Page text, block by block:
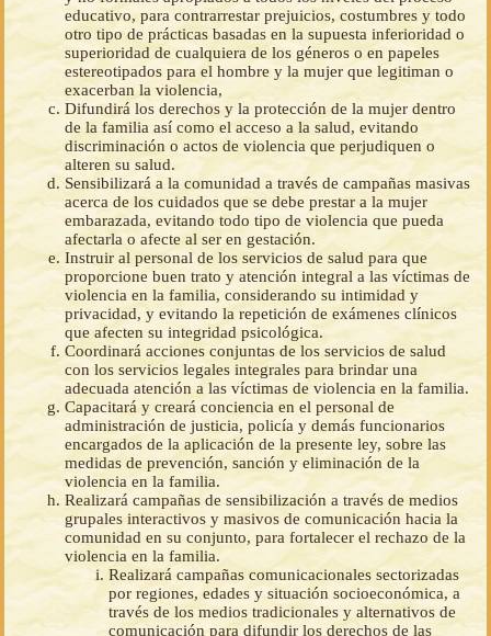
educativo, para contrarrestar prejuicios, costumbres y todo
otro tipo de prácticas basadas en la supuesta inferioridad o
superioridad de cualquiera de los géneros o en papeles
estereotipados para el hombre y la mujer que legitiman o
exacerban la violencia,
Difundirá los derechos y la protección de la mujer dentro
de la familia así como el acceso a la salud, evitando
discriminación o actos de violencia que perjudiquen o
alteren su salud.
Sensibilizará a la comunidad a través de campañas masivas
acerca de los cuidados que se debe prestar a la mujer
embarazada, evitando todo tipo de violencia que pueda
afectarla o afecte al ser en gestación.
Instruir al personal de los servicios de salud para que
proporcione buen trato y atención integral a las víctimas de
violencia en la familia, considerando su intimidad y
privacidad, y evitando la repetición de exámenes clínicos
que afecten su integridad psicológica.
Coordinará acciones conjuntas de los servicios de salud
con los servicios legales integrales para brindar una
adecuada atención a las víctimas de violencia en la familia.
Capacitará y creará conciencia en el personal de
administración de justicia, policía y demás funcionarios
encargados de la aplicación de la presente ley, sobre las
medidas de prevención, sanción y eliminación de la
violencia en la familia.
Realizará campañas de sensibilización a través de medios
grupales interactivos y masivos de comunicación hacia la
comunidad en su conjunto, para fortalecer el rechazo de la
violencia en la familia.
Realizará campañas comunicacionales sectorizadas
por regiones, edades y situación socioeconómica, a
través de los medios tradicionales y alternativos de
comunicación para difundir los derechos de las